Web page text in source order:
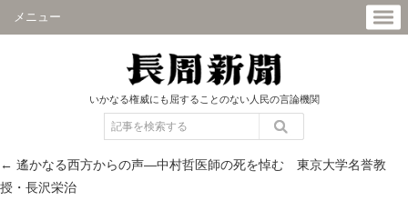
メニュー
いかなる権威にも屈することのない人民の言論機関
← 遙かなる西方からの声―中村哲医師の死を悼む 東京大学名誉教
授・長沢栄治